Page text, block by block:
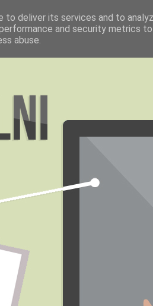
to deliver its services and to
and security metrics
abuse.